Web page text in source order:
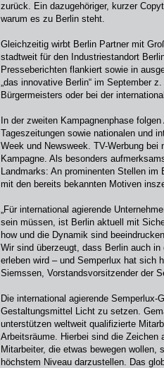
zurück. Ein dazugehöriger, kurzer
warum es zu Berlin steht.
Gleichzeitig wirbt Berlin Partner mit
stadtweit für den Industriestandort
Presseberichten flankiert sowie in
„das innovative Berlin“ im September
Bürgermeisters oder bei der
In der zweiten Kampagnenphase
Tageszeitungen sowie nationalen und
Week und Newsweek. TV-Werbung
Kampagne. Als besonders
Landmarks: An prominenten Stellen
mit den bereits bekannten Motiven
„Für international agierende
sein müssen, ist Berlin aktuell mit
how und die Dynamik sind
Wir sind überzeugt, dass Berlin auch
erleben wird – und Semperlux hat sich
Siemssen, Vorstandsvorsitzender der
Die international agierende
Gestaltungsmittel Licht zu setzen.
unterstützen weltweit qualifizierte
Arbeitsräume. Hierbei sind die
Mitarbeiter, die etwas bewegen
höchstem Niveau darzustellen. Das